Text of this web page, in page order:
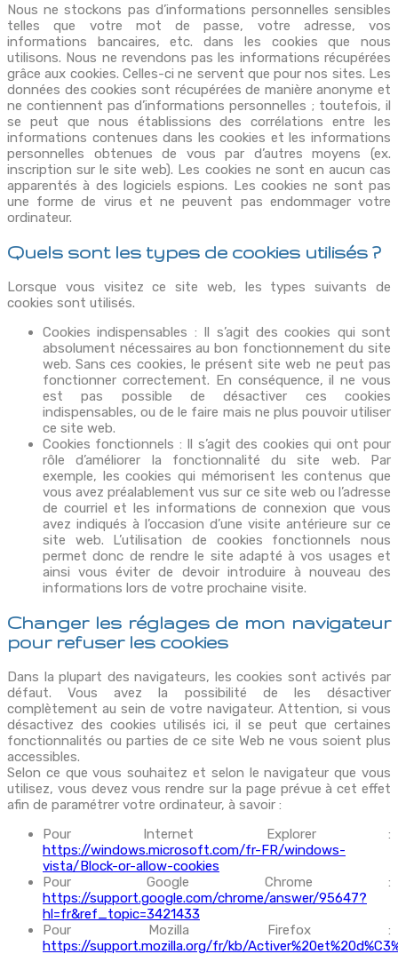
Nous ne stockons pas d’informations personnelles sensibles
telles que votre mot de passe, votre adresse, vos
informations bancaires, etc. dans les cookies que nous
utilisons. Nous ne revendons pas les informations récupérées
grâce aux cookies. Celles-ci ne servent que pour nos sites. Les
données des cookies sont récupérées de manière anonyme et
ne contiennent pas d’informations personnelles ; toutefois, il
se peut que nous établissions des corrélations entre les
informations contenues dans les cookies et les informations
personnelles obtenues de vous par d’autres moyens (ex.
inscription sur le site web). Les cookies ne sont en aucun cas
apparentés à des logiciels espions. Les cookies ne sont pas
une forme de virus et ne peuvent pas endommager votre
ordinateur.
Quels sont les types de cookies utilisés ?
Lorsque vous visitez ce site web, les types suivants de
cookies sont utilisés.
Cookies indispensables : Il s’agit des cookies qui sont
absolument nécessaires au bon fonctionnement du site
web. Sans ces cookies, le présent site web ne peut pas
fonctionner correctement. En conséquence, il ne vous
est pas possible de désactiver ces cookies
indispensables, ou de le faire mais ne plus pouvoir utiliser
ce site web.
Cookies fonctionnels : Il s’agit des cookies qui ont pour
rôle d’améliorer la fonctionnalité du site web. Par
exemple, les cookies qui mémorisent les contenus que
vous avez préalablement vus sur ce site web ou l’adresse
de courriel et les informations de connexion que vous
avez indiqués à l’occasion d’une visite antérieure sur ce
site web. L’utilisation de cookies fonctionnels nous
permet donc de rendre le site adapté à vos usages et
ainsi vous éviter de devoir introduire à nouveau des
informations lors de votre prochaine visite.
Changer les réglages de mon navigateur
pour refuser les cookies
Dans la plupart des navigateurs, les cookies sont activés par
défaut. Vous avez la possibilité de les désactiver
complètement au sein de votre navigateur. Attention, si vous
désactivez des cookies utilisés ici, il se peut que certaines
fonctionnalités ou parties de ce site Web ne vous soient plus
accessibles.
Selon ce que vous souhaitez et selon le navigateur que vous
utilisez, vous devez vous rendre sur la page prévue à cet effet
afin de paramétrer votre ordinateur, à savoir :
Pour Internet Explorer :
https://windows.microsoft.com/fr-FR/windows-
vista/Block-or-allow-cookies
Pour Google Chrome :
https://support.google.com/chrome/answer/95647?
hl=fr&ref_topic=3421433
Pour Mozilla Firefox :
https://support.mozilla.org/fr/kb/